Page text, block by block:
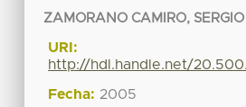
ZAMORANO CAMIRO, SERGIO
URI:
http://hdl.handle.net/
Fecha: 2005